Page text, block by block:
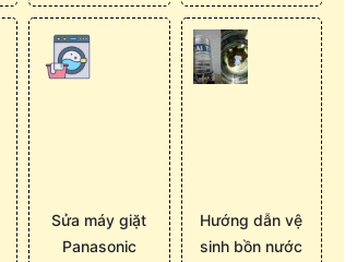
Sửa máy giặt
Panasonic
Hướng dẫn vệ
sinh bồn nước